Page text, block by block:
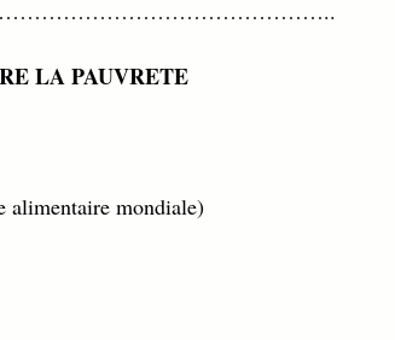
LA PAUVRETE
alimentaire mondiale)